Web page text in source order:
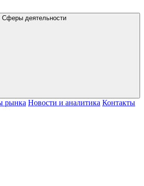
Сферы деятельности
рынка Новости и аналитика Контакты